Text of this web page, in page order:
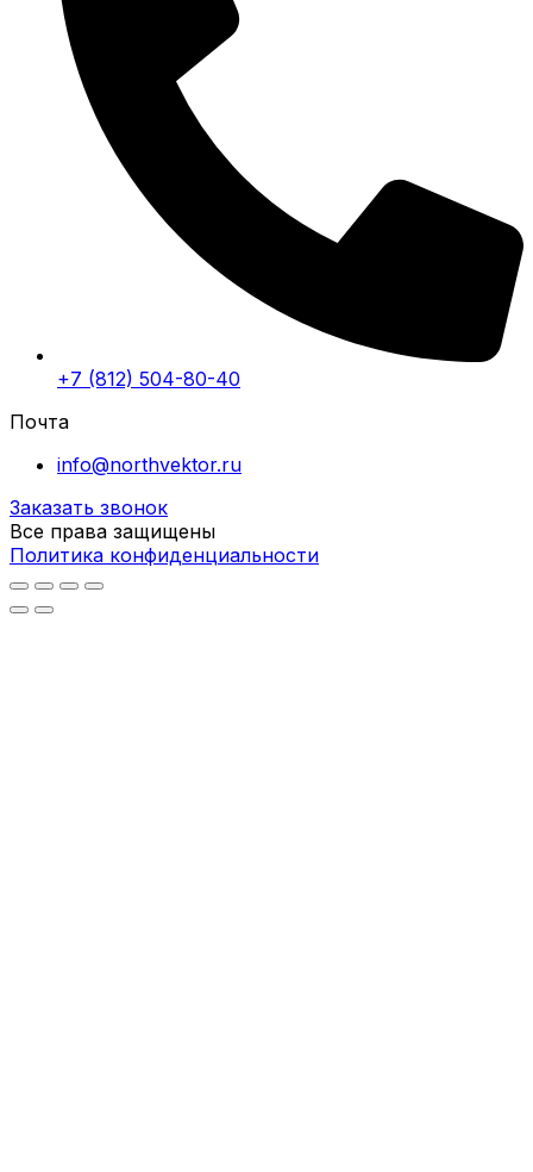
+7 (812) 504-80-40
Почта
info@northvektor.ru
Заказать звонок
Все права защищены
Политика конфиденциальности